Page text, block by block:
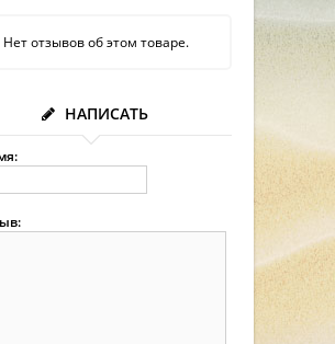
Нет отзывов об этом товаре.
НАПИСАТЬ